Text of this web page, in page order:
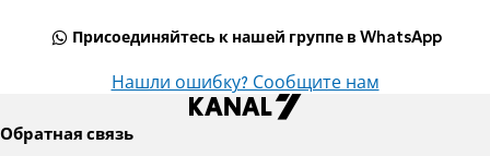
Присоединяйтесь к нашей группе в WhatsApp
Нашли ошибку? Сообщите нам
Обратная связь